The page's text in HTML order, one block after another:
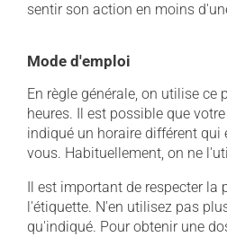
sentir son action en moins
Mode d'emploi
En règle générale, on utilise ce
heures. Il est possible que
indiqué un horaire différent qui
vous. Habituellement, on ne
Il est important de respecter la
l'étiquette. N'en utilisez pas
qu'indiqué. Pour obtenir une